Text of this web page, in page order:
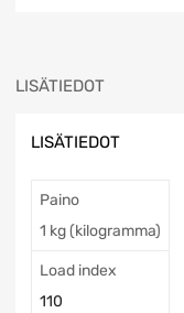
LISÄTIEDOT
LISÄTIEDOT
Paino
1 kg (kilogramma)
Load index
110